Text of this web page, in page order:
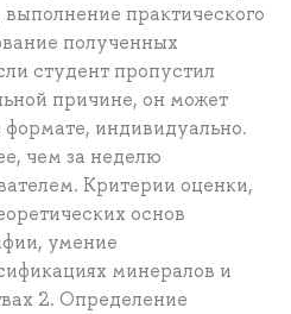
практического
полученных
студент пропустил
причине, он может
индивидуально.
чем за неделю
Критерии оценки,
основ
умение
минералов и
2. Определение